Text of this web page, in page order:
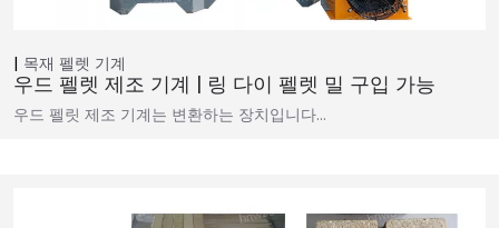
목재 펠렛 기계
우드 펠렛 제조 기계 | 링 다이 펠렛 밀 구입 가능
우드 펠릿 제조 기계는 변환하는 장치입니다…